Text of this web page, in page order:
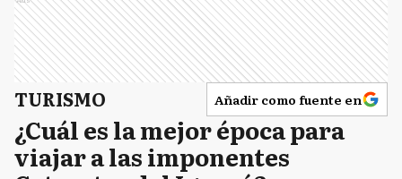
TURISMO Añadir como fuente en
¿Cuál es la mejor época para
viajar a las imponentes